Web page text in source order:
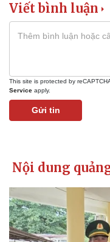
Viết bình luận
This site is protected by
Service apply.
Gửi tin